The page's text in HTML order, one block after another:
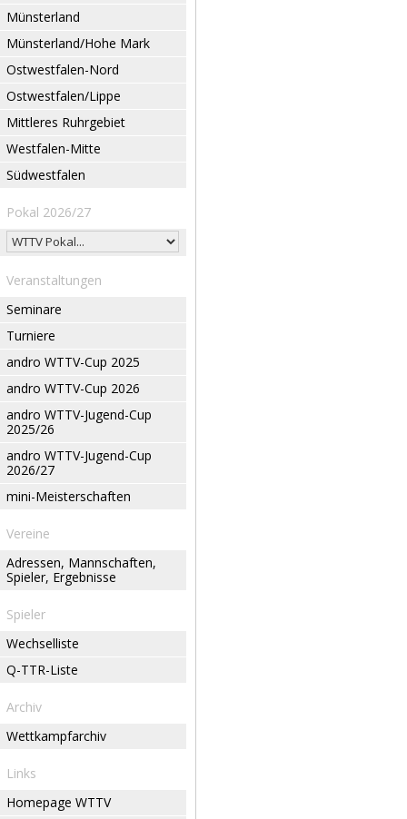
Münsterland
Münsterland/Hohe Mark
Ostwestfalen-Nord
Ostwestfalen/Lippe
Mittleres Ruhrgebiet
Westfalen-Mitte
Südwestfalen
Pokal 2026/27
Veranstaltungen
Seminare
Turniere
andro WTTV-Cup 2025
andro WTTV-Cup 2026
andro WTTV-Jugend-Cup
2025/26
andro WTTV-Jugend-Cup
2026/27
mini-Meisterschaften
Vereine
Adressen, Mannschaften,
Spieler, Ergebnisse
Spieler
Wechselliste
Q-TTR-Liste
Archiv
Wettkampfarchiv
Links
Homepage WTTV